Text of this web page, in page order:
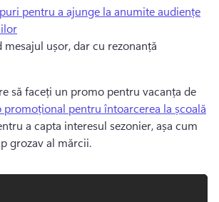
pentru a ajunge la anumite audiențe
ușor, dar cu rezonanță
să faceți un promo pentru vacanța de
promoțional pentru întoarcerea la școală
a capta interesul sezonier, așa cum
grozav al mărcii.